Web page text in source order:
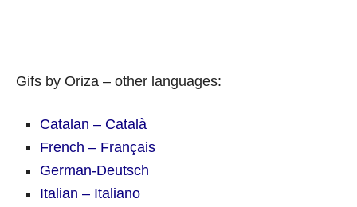
Gifs by Oriza – other languages:
Catalan – Català
French – Français
German-Deutsch
Italian – Italiano